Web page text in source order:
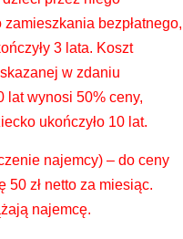
bezpłatnego,
3 lata. Koszt
w zdaniu
lat wynosi 50% ceny,
ukończyło 10 lat.
najemcy) – do ceny
zł netto za miesiąc.
najemcę.